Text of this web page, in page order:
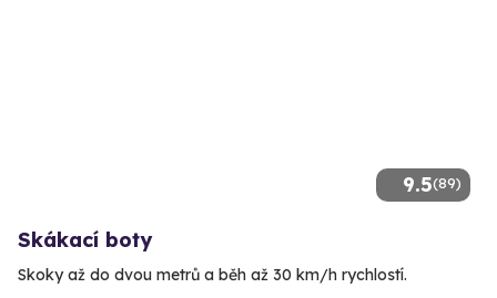
9.5(89)
Skákací boty
Skoky až do dvou metrů a běh až 30 km/h rychlostí.